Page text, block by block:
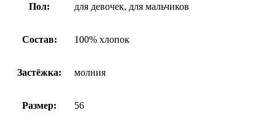
Пол: для девочек, для мальчиков
Состав: 100% хлопок
Застёжка: молния
Размер: 56